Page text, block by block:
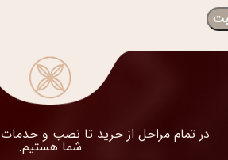
در تمام مراحل از خرید تا نصب و
شما هستیم.